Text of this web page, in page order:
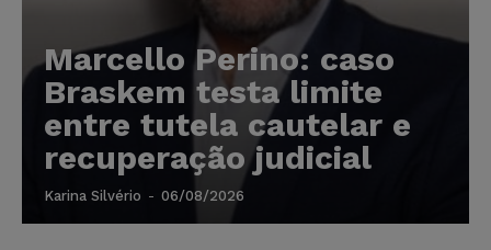
Marcello Perino: caso
Braskem testa limite
entre tutela cautelar e
recuperação judicial
Karina Silvério - 06/08/2026